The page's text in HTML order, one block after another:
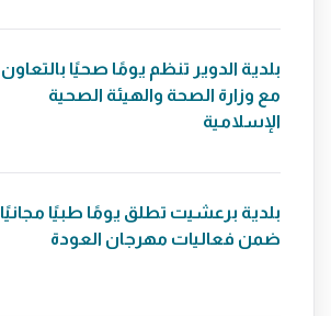
بلدية الدوير تنظم يومًا صحيًا بالتعاون
مع وزارة الصحة والهيئة الصحية
الإسلامية
بلدية برعشيت تطلق يومًا طبيًا مجانيًا
ضمن فعاليات مهرجان العودة